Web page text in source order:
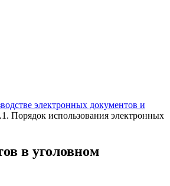
электронных документов и
Порядок использования электронных
в уголовном